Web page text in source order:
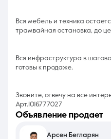
Вся мебель и техника
трамвайная остановка, до
Вся инфраструктура в
готовы к продаже.
Звоните, отвечу на все
Арт.1016777027
объявление продает
Арсен Бегларян